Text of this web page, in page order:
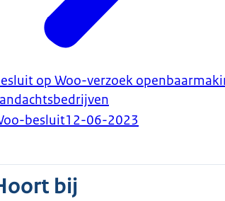
op Woo-verzoek
besluit12-06-2023
bij